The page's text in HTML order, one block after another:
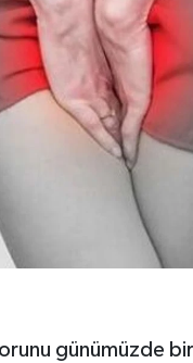
günümüzde